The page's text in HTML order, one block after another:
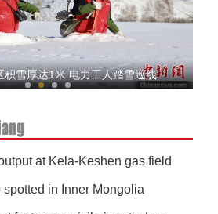
庭院养殖 小鸽子让民众走上了
积雪厚达1米 电力工人踏雪巡线
at Kela-Keshen gas field
in Inner Mongolia